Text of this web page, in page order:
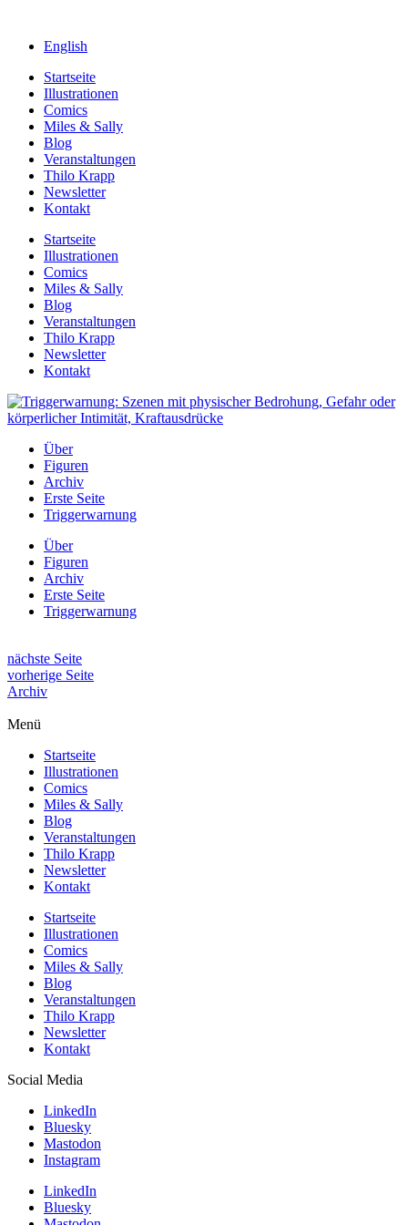
English
Startseite
Illustrationen
Comics
Miles & Sally
Blog
Veranstaltungen
Thilo Krapp
Newsletter
Kontakt
Startseite
Illustrationen
Comics
Miles & Sally
Blog
Veranstaltungen
Thilo Krapp
Newsletter
Kontakt
Über
Figuren
Archiv
Erste Seite
Triggerwarnung
Über
Figuren
Archiv
Erste Seite
Triggerwarnung
nächste Seite
vorherige Seite
Archiv
Menü
Startseite
Illustrationen
Comics
Miles & Sally
Blog
Veranstaltungen
Thilo Krapp
Newsletter
Kontakt
Startseite
Illustrationen
Comics
Miles & Sally
Blog
Veranstaltungen
Thilo Krapp
Newsletter
Kontakt
Social Media
LinkedIn
Bluesky
Mastodon
Instagram
LinkedIn
Bluesky